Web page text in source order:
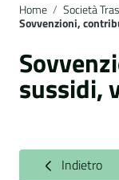
Home / Società
Sovvenzioni,
sussidi,
Indietro